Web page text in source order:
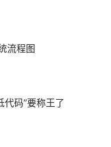
流程图
代码”要称王了